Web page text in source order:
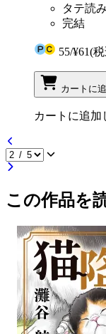
タテ読み
完結
55/¥61(
カートに
カートに追加
この作品を